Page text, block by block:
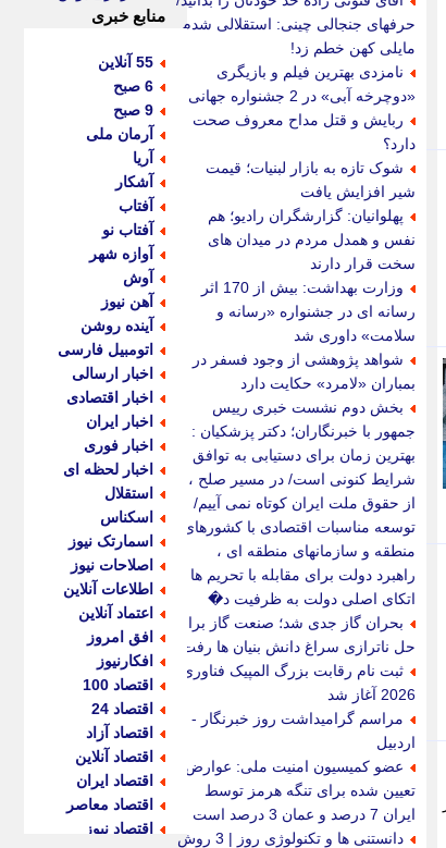
حرفهای جنجالی چینی: استقلالی شدم
مایلی کهن خطم زد!
نامزدی بهترین فیلم و بازیگری
«دوچرخه آبی» در 2 جشنواره جهانی
ربایش و قتل مداح معروف صحت
دارد؟
شوک تازه به بازار لبنیات؛ قیمت
شیر افزایش یافت
پهلوانیان: گزارشگران رادیو؛ هم
نفس و همدل مردم در میدان های
سخت قرار دارند
وزارت بهداشت: بیش از 170 اثر
رسانه ای در جشنواره «رسانه و
سلامت» داوری شد
شواهد پژوهشی از وجود فسفر در
بمباران «لامرد» حکایت دارد
بخش دوم نشست خبری رییس
جمهور با خبرنگاران؛ دکتر پزشکیان :
بهترین زمان برای دستیابی به توافق
شرایط کنونی است/ در مسیر صلح ،
از حقوق ملت ایران کوتاه نمی آییم/
توسعه مناسبات اقتصادی با کشورهای
منطقه و سازمانهای منطقه ای ،
راهبرد دولت برای مقابله با تحریم ها /
اتکای اصلی دولت به ظرفیت د�
بحران گاز جدی شد؛ صنعت گاز برای
حل ناترازی سراغ دانش بنیان ها رفت
ثبت نام رقابت بزرگ المپیک فناوری
2026 آغاز شد
مراسم گرامیداشت روز خبرنگار -
اردبیل
عضو کمیسیون امنیت ملی: عوارض
تعیین شده برای تنگه هرمز توسط
ایران 7 درصد و عمان 3 درصد است
دانستنی ها و تکنولوژی روز | 3 روش
منابع خبری
55 آنلاین
6 صبح
9 صبح
آرمان ملی
آریا
آشکار
آفتاب
آفتاب نو
آوازه شهر
آوش
آهن نیوز
آینده روشن
اتومبیل فارسی
اخبار ارسالی
اخبار اقتصادی
اخبار ایران
اخبار فوری
اخبار لحظه ای
استقلال
اسکناس
اسمارتک نیوز
اصلاحات نیوز
اطلاعات آنلاین
اعتماد آنلاین
افق امروز
افکارنیوز
اقتصاد 100
اقتصاد 24
اقتصاد آزاد
اقتصاد آنلاین
اقتصاد ایران
اقتصاد معاصر
اقتصاد نیوز